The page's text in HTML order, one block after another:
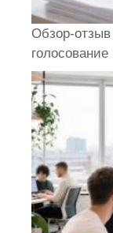
Обзор-
голосование